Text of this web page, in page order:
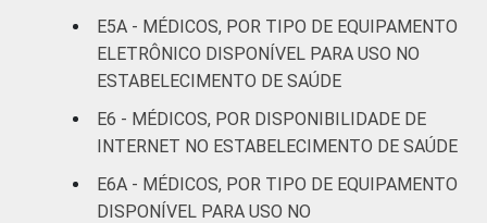
apoio à
diagnose e
terapia
-
IDENTIFICAÇÃO DE
DE SAÚDE
UBS 54 45
Não UBS 51 44
E5A - MÉDICOS, POR TIPO DE EQUIPAMENTO
ELETRÔNICO DISPONÍVEL PARA USO NO
ESTABELECIMENTO DE SAÚDE
E6 - MÉDICOS, POR DISPONIBILIDADE DE
INTERNET NO ESTABELECIMENTO DE SAÚDE
E6A - MÉDICOS, POR TIPO DE EQUIPAMENTO
DISPONÍVEL PARA USO NO